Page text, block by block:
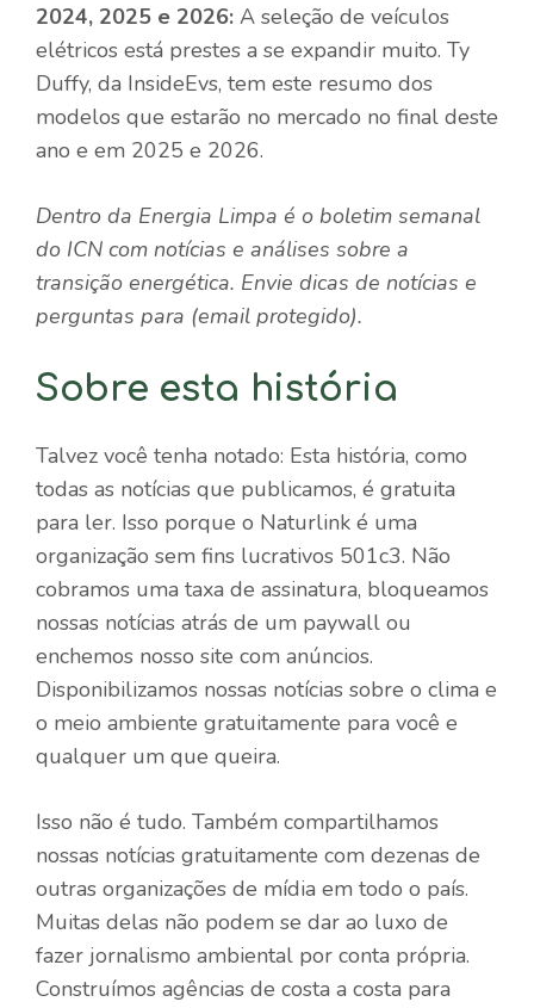
2024, 2025 e 2026: A seleção de veículos
elétricos está prestes a se expandir muito. Ty
Duffy, da InsideEvs, tem este resumo dos
modelos que estarão no mercado no final deste
ano e em 2025 e 2026.
Dentro da Energia Limpa é o boletim semanal
do ICN com notícias e análises sobre a
transição energética. Envie dicas de notícias e
perguntas para (email protegido).
Sobre esta história
Talvez você tenha notado: Esta história, como
todas as notícias que publicamos, é gratuita
para ler. Isso porque o Naturlink é uma
organização sem fins lucrativos 501c3. Não
cobramos uma taxa de assinatura, bloqueamos
nossas notícias atrás de um paywall ou
enchemos nosso site com anúncios.
Disponibilizamos nossas notícias sobre o clima e
o meio ambiente gratuitamente para você e
qualquer um que queira.
Isso não é tudo. Também compartilhamos
nossas notícias gratuitamente com dezenas de
outras organizações de mídia em todo o país.
Muitas delas não podem se dar ao luxo de
fazer jornalismo ambiental por conta própria.
Construímos agências de costa a costa para